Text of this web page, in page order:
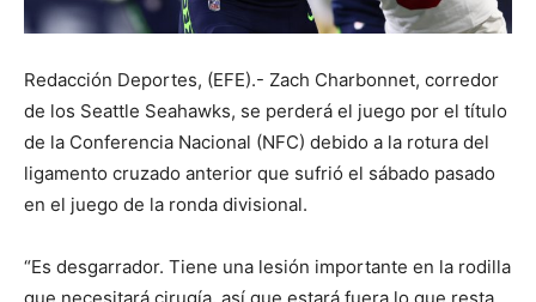
Redacción Deportes, (EFE).- Zach Charbonnet, corredor
de los Seattle Seahawks, se perderá el juego por el título
de la Conferencia Nacional (NFC) debido a la rotura del
ligamento cruzado anterior que sufrió el sábado pasado
en el juego de la ronda divisional.
“Es desgarrador. Tiene una lesión importante en la rodilla